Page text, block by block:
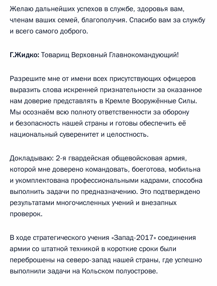
Желаю дальнейших успехов в службе, здоровья вам,
членам ваших семей, благополучия. Спасибо вам за службу
и всего самого доброго.
Г.Жидко: Товарищ Верховный Главнокомандующий!
Разрешите мне от имени всех присутствующих офицеров
выразить слова искренней признательности за оказанное
нам доверие представлять в Кремле Вооружённые Силы.
Мы осознаём всю полноту ответственности за оборону
и безопасность нашей страны и готовы обеспечить её
национальный суверенитет и целостность.
Докладываю: 2-я гвардейская общевойсковая армия,
которой мне доверено командовать, боеготова, мобильна
и укомплектована профессиональными кадрами, способна
выполнить задачи по предназначению. Это подтверждено
результатами многочисленных учений и внезапных
проверок.
В ходе стратегического учения «Запад-2017» соединения
армии со штатной техникой в короткие сроки были
переброшены на северо-запад нашей страны, где успешно
выполнили задачи на Кольском полуострове.